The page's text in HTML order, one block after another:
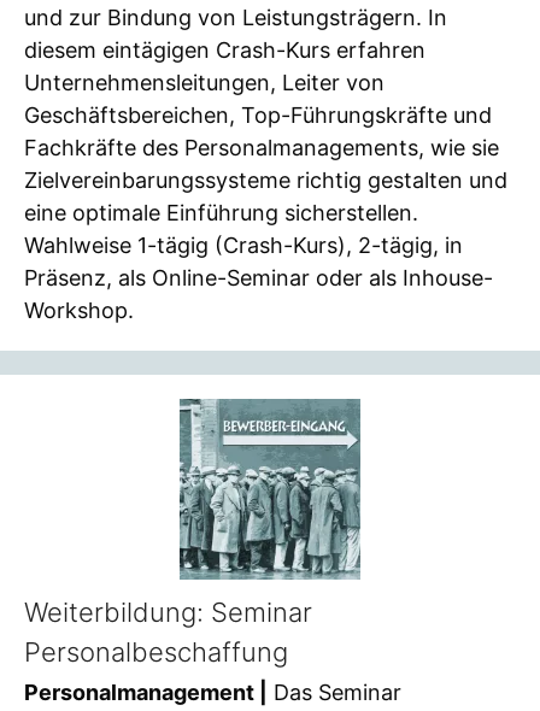
und zur Bindung von Leistungsträgern. In
diesem eintägigen Crash-Kurs erfahren
Unternehmensleitungen, Leiter von
Geschäftsbereichen, Top-Führungskräfte und
Fachkräfte des Personalmanagements, wie sie
Zielvereinbarungssysteme richtig gestalten und
eine optimale Einführung sicherstellen.
Wahlweise 1-tägig (Crash-Kurs), 2-tägig, in
Präsenz, als Online-Seminar oder als Inhouse-
Workshop.
Weiterbildung: Seminar
Personalbeschaffung
Personalmanagement |
Das Seminar